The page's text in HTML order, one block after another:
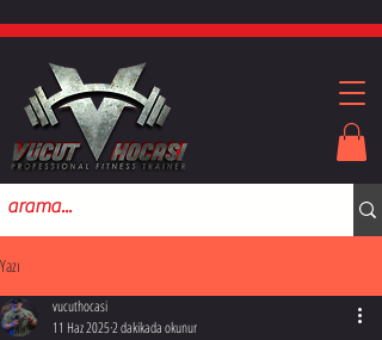
Yazı
vucuthocasi
11 Haz 20252 dakikada okunur